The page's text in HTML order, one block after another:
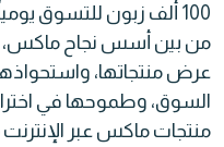
100 ألف زبون للتسوق
من بين أسس نجاح ماكس،
عرض منتجاتها،
السوق، وطموحها في
منتجات ماكس عبر